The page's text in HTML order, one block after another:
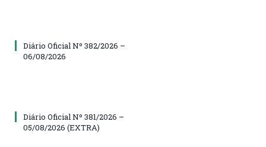
Diário Oficial Nº 382/2026 –
06/08/2026
Diário Oficial Nº 381/2026 –
05/08/2026 (EXTRA)